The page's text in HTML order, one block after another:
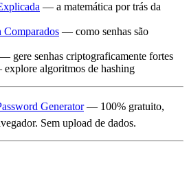
— a matemática por trás da
— como senhas são
— gere senhas criptograficamente fortes
algoritmos de hashing
Generator— 100% gratuito,
Sem upload de dados.